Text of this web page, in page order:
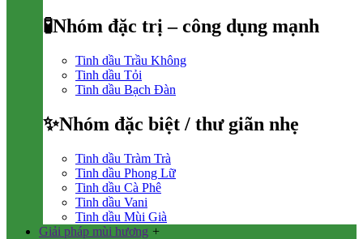
🧪Nhóm đặc trị – công dụng mạnh
Tinh dầu Trầu Không
Tinh dầu Tỏi
Tinh dầu Bạch Đàn
✨Nhóm đặc biệt / thư giãn nhẹ
Tinh dầu Tràm Trà
Tinh dầu Phong Lữ
Tinh dầu Cà Phê
Tinh dầu Vani
Tinh dầu Mùi Già
Giải pháp mùi hương +